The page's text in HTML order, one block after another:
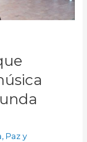
, Paz y